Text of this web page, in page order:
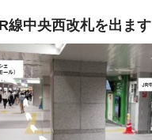
線中央西改札を出ます